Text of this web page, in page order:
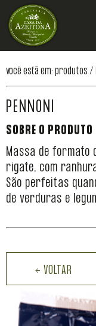
você está em: produtos /
PENNONI
SOBRE O PRODUTO
Massa de formato
rigate, com
São perfeitas
de verduras e
← VOLTAR